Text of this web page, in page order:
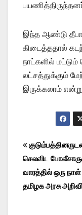
இந்த ஆண்டு
கிடைத்ததால்
நாட்களில்
லட்சத்துக்கும்
இருக்கலாம் என்று
Post
செலவிட
வாரத்தில் ஒரு
தமிழக அரசு